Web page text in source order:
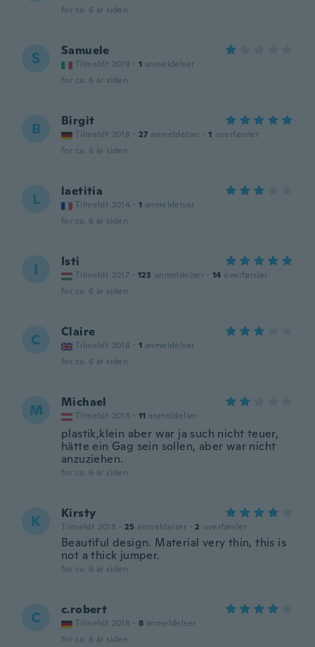
for ca. 6 år siden
S Samuele
Tilmeldt 2019 · 1 anmeldelser
for ca. 6 år siden
B Birgit
Tilmeldt 2018 · 27 anmeldelser · 1 overførsler
for ca. 6 år siden
L laetitia
Tilmeldt 2014 · 1 anmeldelser
for ca. 6 år siden
I Isti
Tilmeldt 2017 · 123 anmeldelser · 14 overførsler
for ca. 6 år siden
C Claire
Tilmeldt 2018 · 1 anmeldelser
for ca. 6 år siden
M Michael
Tilmeldt 2018 · 11 anmeldelser
plastik,klein aber war ja such nicht teuer,
hätte ein Gag sein sollen, aber war nicht
anzuziehen.
for ca. 6 år siden
K Kirsty
Tilmeldt 2018 · 25 anmeldelser · 2 overførsler
Beautiful design. Material very thin, this is
not a thick jumper.
for ca. 6 år siden
C c.robert
Tilmeldt 2018 · 8 anmeldelser
for ca. 6 år siden